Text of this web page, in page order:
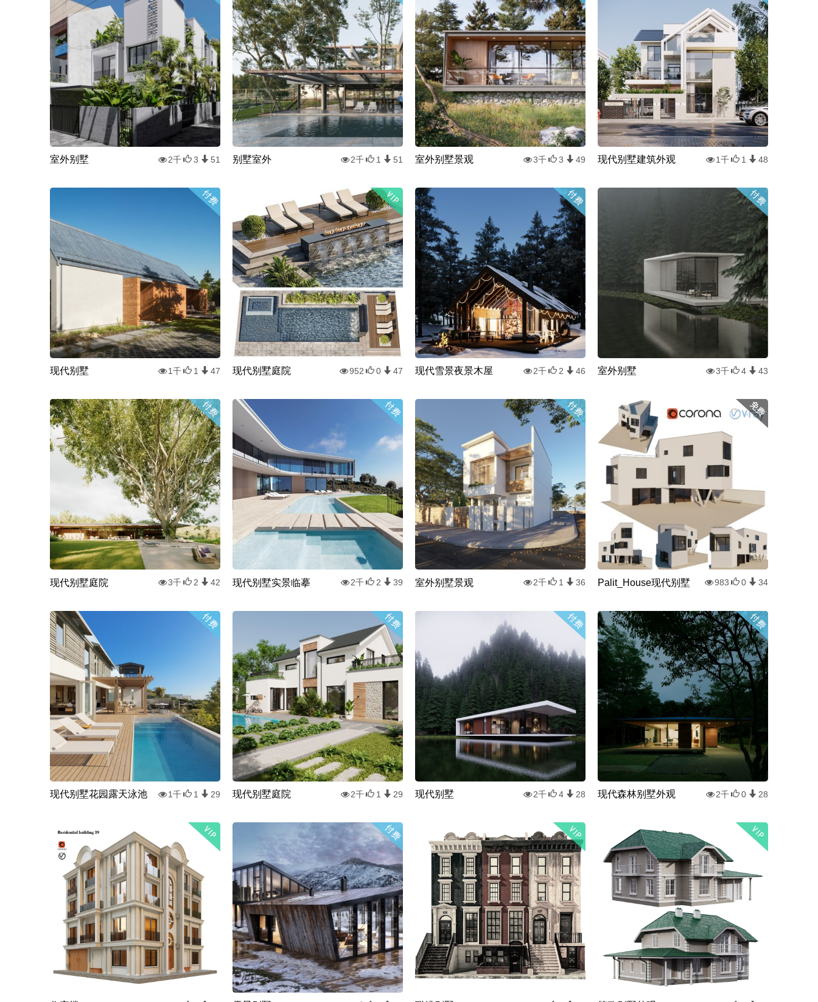
室外别墅 2千 3 51 别墅室外 2千 1 51 室外别墅景观 3千 3 49 现代别墅建筑外观 1千 1 48
现代别墅 1千 1 47 现代别墅庭院 952 0 47 现代雪景夜景木屋 2千 2 46 室外别墅 3千 4 43
现代别墅庭院 3千 2 42 现代别墅实景临摹 2千 2 39 室外别墅景观 2千 1 36 Palit_House现代别墅 983 0 34
现代别墅花园露天泳池 1千 1 29 现代别墅庭院 2千 1 29 现代别墅 2千 4 28 现代森林别墅外观 2千 0 28